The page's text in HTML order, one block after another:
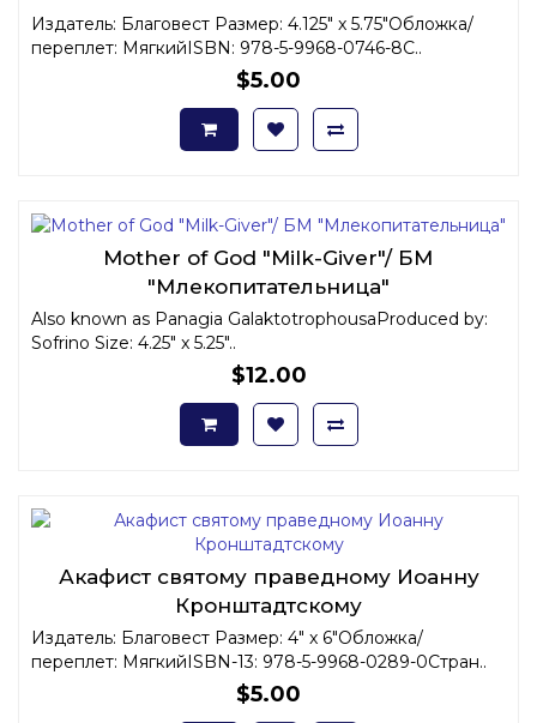
Издатель: Благовест Размер: 4.125" x 5.75"Обложка/
переплет: МягкийISBN: 978-5-9968-0746-8С..
$5.00
Mother of God "Milk-Giver"/ БМ
"Млекопитательница"
Also known as Panagia GalaktotrophousaProduced by:
Sofrino Size: 4.25" x 5.25"..
$12.00
Акафист святому праведному Иоанну
Кронштадтскому
Издатель: Благовест Размер: 4" x 6"Обложка/
переплет: МягкийISBN-13: 978-5-9968-0289-0Стран..
$5.00